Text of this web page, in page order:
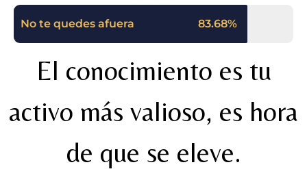
No te quedes afuera 83.68%
El conocimiento es tu
activo más valioso, es hora
de que se eleve.